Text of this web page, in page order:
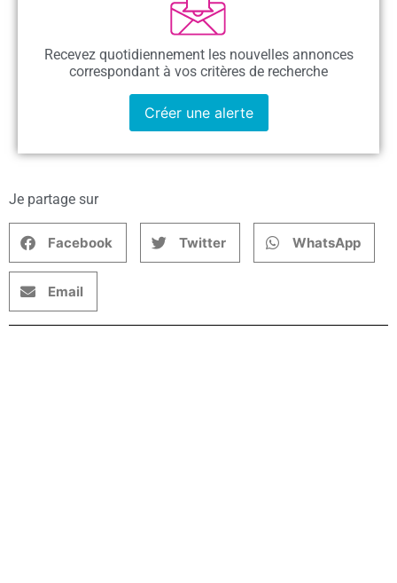
Recevez quotidiennement les nouvelles annonces
correspondant à vos critères de recherche
Créer une alerte
Je partage sur
Facebook Twitter WhatsApp
Email